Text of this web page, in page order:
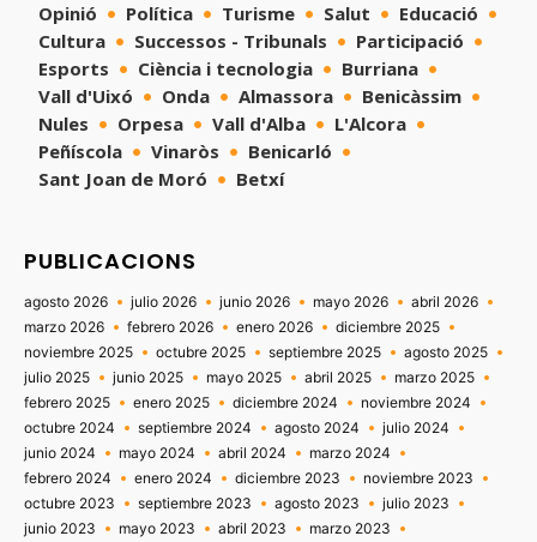
Opinió
Política Turisme Salut
Educació
Cultura
Successos - Tribunals
Participació
Esports
Ciència i tecnologia
Burriana
Vall d'Uixó
Onda Almassora
Benicàssim
Nules
Orpesa Vall d'Alba
L'Alcora
Peñíscola
Vinaròs
Benicarló
Sant Joan de Moró
Betxí
PUBLICACIONS
agosto 2026 julio 2026 junio 2026 mayo 2026
abril 2026
marzo 2026
febrero 2026 enero 2026
diciembre 2025
noviembre 2025
octubre 2025 septiembre 2025
agosto 2025
julio 2025
junio 2025 mayo 2025 abril 2025
marzo 2025
febrero 2025
enero 2025 diciembre 2024
noviembre 2024
octubre 2024
septiembre 2024 agosto 2024
julio 2024
junio 2024
mayo 2024 abril 2024
marzo 2024
febrero 2024
enero 2024 diciembre 2023
noviembre 2023
octubre 2023
septiembre 2023 agosto 2023
julio 2023
junio 2023
mayo 2023 abril 2023
marzo 2023